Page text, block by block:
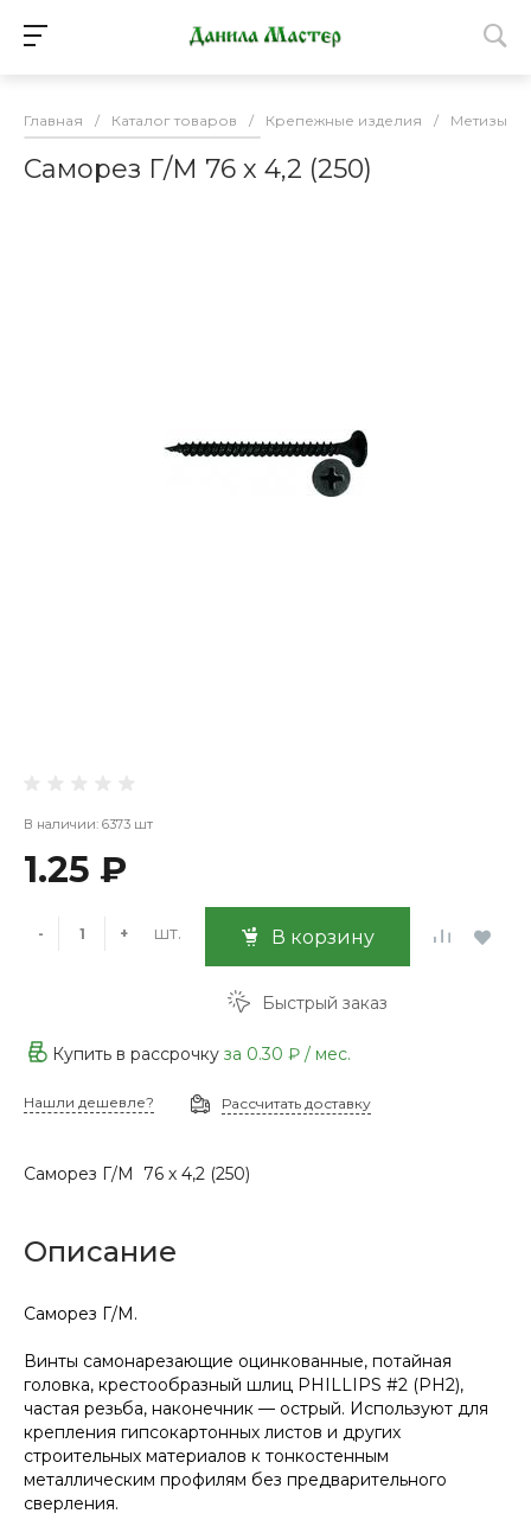
Главная / Каталог товаров / Крепежные изделия / Метизы
Саморез Г/М 76 х 4,2 (250)
В наличии: 6373 шт
1.25 ₽
- + шт. В корзину
Быстрый заказ
Купить в рассрочку за 0.30 ₽ / мес.
Нашли дешевле? Рассчитать доставку
Саморез Г/М 76 х 4,2 (250)
Описание
Саморез Г/М.
Винты самонарезающие оцинкованные, потайная
головка, крестообразный шлиц PHILLIPS #2 (PH2),
частая резьба, наконечник — острый. Используют для
крепления гипсокартонных листов и других
строительных материалов к тонкостенным
металлическим профилям без предварительного
сверления.